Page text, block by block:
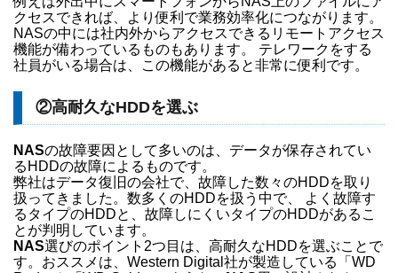
クセスできれば、より便利で業務効率化につながります。
NASの中には社内外からアクセスできるリモートアクセス
機能が備わっているものもあります。 テレワークをする
社員がいる場合は、この機能があると非常に便利です。
②高耐久なHDDを選ぶ
NASの故障要因として多いのは、データが保存されてい
るHDDの故障によるものです。
弊社はデータ復旧の会社で、故障した数々のHDDを取り
扱ってきました。数多くのHDDを扱う中で、 よく故障す
るタイプのHDDと、故障しにくいタイプのHDDがあるこ
とが判明しています。
NAS選びのポイント2つ目は、高耐久なHDDを選ぶことで
す。おススメは、Western Digital社が製造している「WD